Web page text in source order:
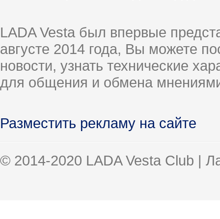
LADA Vesta был впервые
августе 2014 года, Вы можете
новости, узнать технические
для общения и обмена
Разместить рекламу на сайте
© 2014-2020 LADA Vesta Club |